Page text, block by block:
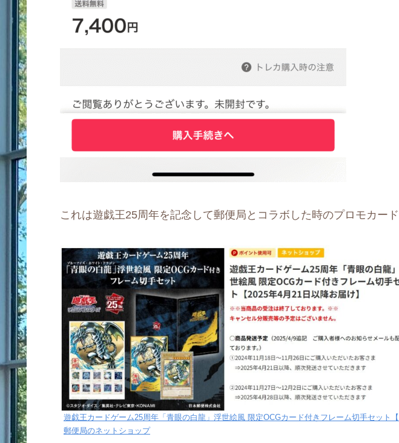
これは遊戯王25周年を記念して郵便局とコラボした時のプロモカード
遊戯王カードゲーム25周年「青眼の白龍」浮世絵風 限定OCGカード付きフレーム切手セット
郵便局のネットショップ